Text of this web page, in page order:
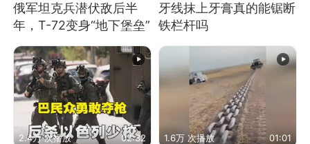
俄军坦克兵潜伏敌后半
年，T-72变身“地下堡垒”
牙线抹上牙膏真的能锯断
铁栏杆吗
2.4万 次播放 02:32 1.6万 次播放 01:01